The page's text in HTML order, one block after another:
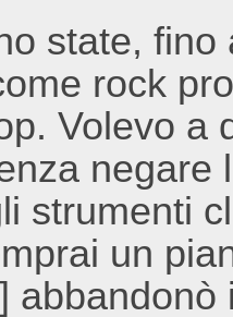
state,
rock
Volevo a
negare
strumenti
un